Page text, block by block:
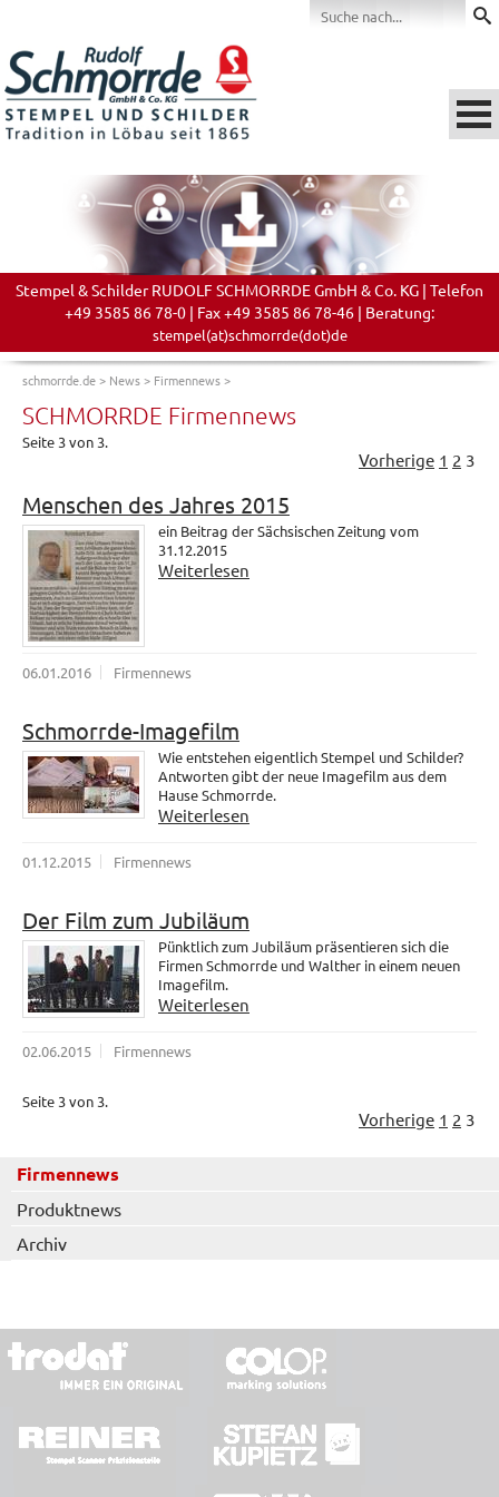
Stempel & Schilder RUDOLF SCHMORRDE GmbH & Co. KG | Telefon
+49 3585 86 78-0 | Fax +49 3585 86 78-46 | Beratung:
stempel(at)schmorrde(dot)de
schmorrde.de> News> Firmennews>
SCHMORRDE Firmennews
Seite 3 von 3.
Vorherige 1 2 3
Menschen des Jahres 2015
ein Beitrag der Sächsischen Zeitung vom
31.12.2015
Weiterlesen
06.01.2016 Firmennews
Schmorrde-Imagefilm
Wie entstehen eigentlich Stempel und Schilder?
Antworten gibt der neue Imagefilm aus dem
Hause Schmorrde.
Weiterlesen
01.12.2015 Firmennews
Der Film zum Jubiläum
Pünktlich zum Jubiläum präsentieren sich die
Firmen Schmorrde und Walther in einem neuen
Imagefilm.
Weiterlesen
02.06.2015 Firmennews
Seite 3 von 3.
Vorherige 1 2 3
Firmennews
Produktnews
Archiv